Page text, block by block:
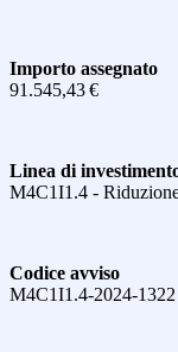
Importo assegnato
91.545,43 €
Linea di
M4C1I1.4 -
Codice avviso
M4C1I1.4-2024-1322